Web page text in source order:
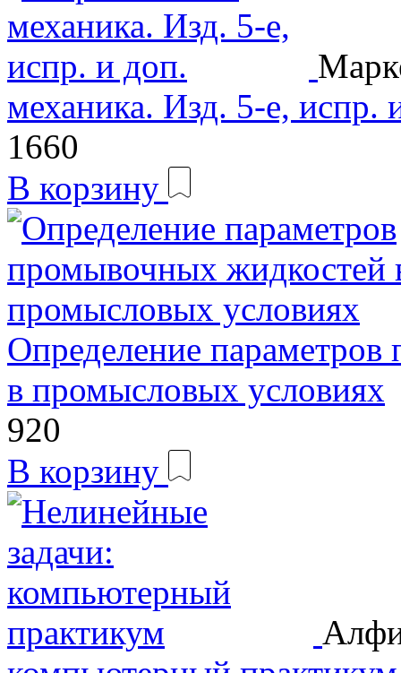
механика. Изд. 5-е, испр.
1660
В корзину
Определение
в промысловых условиях
920
В корзину